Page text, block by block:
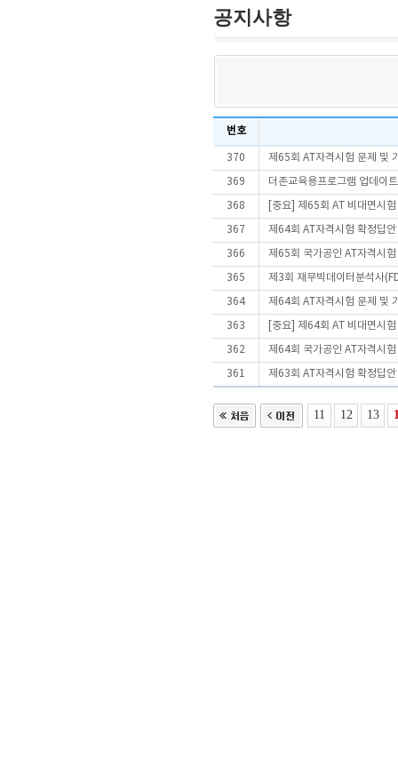
공지사항
번호
370 제65회 AT자격시험 문제 및
369 더존교육용프로그램 업데이
368 [중요] 제65회 AT 비대면시
367 제64회 AT자격시험 확정답
366 제65회 국가공인 AT자격시
365 제3회 재무빅데이터분석사
364 제64회 AT자격시험 문제 및
363 [중요] 제64회 AT 비대면시
362 제64회 국가공인 AT자격시
361 제63회 AT자격시험 확정답
11 12 13